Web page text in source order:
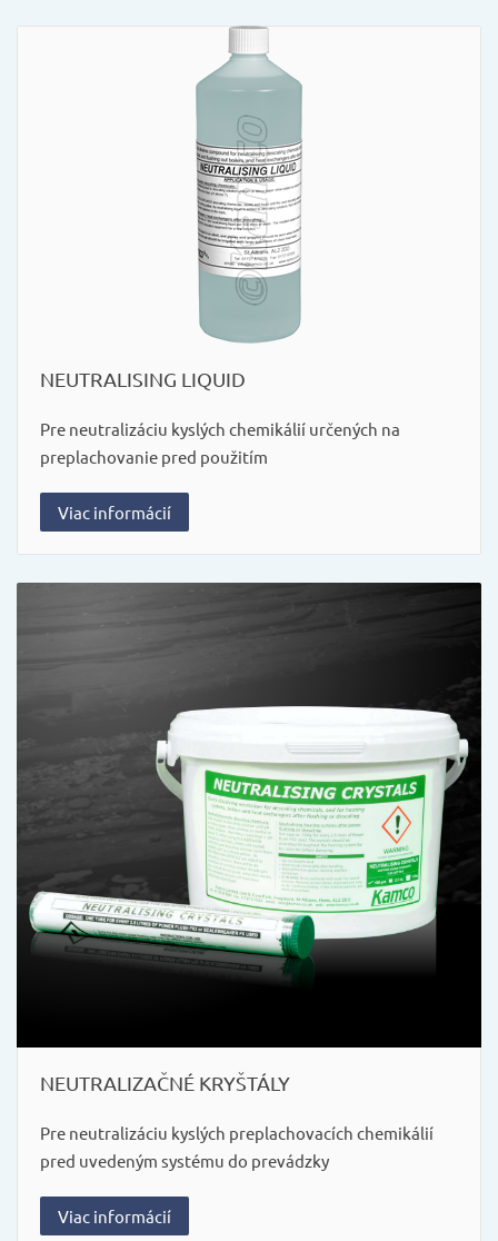
NEUTRALISING LIQUID
Pre neutralizáciu kyslých chemikálií určených na
preplachovanie pred použitím
Viac informácií
NEUTRALIZAČNÉ KRYŠTÁLY
Pre neutralizáciu kyslých preplachovacích chemikálií
pred uvedeným systému do prevádzky
Viac informácií